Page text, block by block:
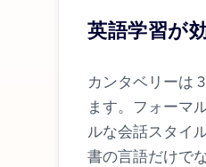
英語学習が
カンタベリーは
ます。フォーマ
ルな会話スタイ
書の言語だけで